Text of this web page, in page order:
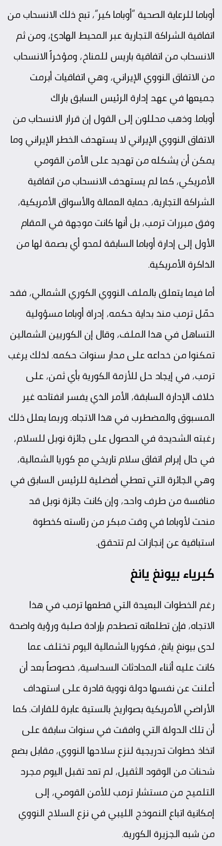
أوباما للرعاية الصحية “أوباما كير”، تبع ذلك الانسحاب من
اتفاقية الشراكة التجارية عبر المحيط الهادئ، ومن ثم
الانسحاب من اتفاقية باريس للمناخ، ومؤخراً الانسحاب
من الاتفاق النووي الإيراني، وهي اتفاقيات أبرمت
جميعها في عهد إدارة الرئيس السابق باراك
أوباما. وذهب محللون إلى القول إن قرار الانسحاب من
الاتفاق النووي الإيراني لا يستهدف الخطر الإيراني وما
يمكن أن يشكله من تهديد على الأمن القومي
الأمريكي، كما لم يستهدف الانسحاب من اتفاقية
الشراكة التجارية، حماية العمالة والأسواق الأمريكية،
وفق مبررات ترمب، بل أنها كانت موجهة في المقام
الأول إلى إدارة أوباما السابقة لمحو أي بصمة لها من
الذاكرة الأمريكية.
أما فيما يتعلق بالملف النووي الكوري الشمالي، فقد
حمّل ترمب منذ بداية حكمه، إدراة أوباما مسؤولية
التساهل في هذا الملف، وقال إن الكوريين الشمالين
تمكنوا من خداعه على مدار سنوات حكمه. لذلك يرغب
ترمب، في إيجاد حل للأزمة الكورية بأي ثمن، على
خلاف الإدارة السابقة، الأمر الذي يفسر انفتاحه غير
المسبوق والمضطرب في هذا الاتجاه. وربما يعلل ذلك
رغبته الشديدة في الحصول على جائزة نوبل للسلام،
في حال إبرام اتفاق سلام تاريخي مع كوريا الشمالية،
وهي الجائرة التي تعطي أفضلية للرئيس السابق في
منافسة من طرف واحد، وإن كانت جائزة نوبل قد
منحت لأوباما في وقت مبكر من رئاسته كخطوة
استباقية عن إنجازات لم تتحقق.
كبرياء بيونغ يانغ
رغم الخطوات البعيدة التي قطعها ترمب في هذا
الاتجاه، فإن تطلعاته تصطدم بإرادة صلبة ورؤية واضحة
لدى بيونغ يانغ، فكوريا الشمالية اليوم تختلف عما
كانت عليه أثناء المحادثات السداسية، خصوصاً بعد أن
أعلنت عن نفسها دولة نووية قادرة على استهداف
الأراضي الأمريكية بصواريخ بالستية عابرة للقارات. كما
أن تلك الدولة التي وافقت في سنوات سابقة على
اتخاذ خطوات تدريجية لنزع سلاحها النووي، مقابل بضع
شحنات من الوقود الثقيل، لم تعد تقبل اليوم مجرد
التلميح من مستشار ترمب للأمن القومي، إلى
إمكانية اتباع النموذج الليبي في نزع السلاح النووي
من شبه الجزيرة الكورية.